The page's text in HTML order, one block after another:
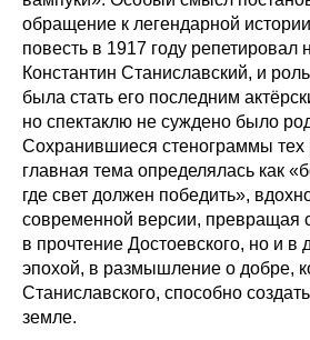
обращение к легендарной
повесть в 1917 году
Константин Станиславский, и
была стать его последним
но спектаклю не суждено было
Сохранившиеся стенограммы тех
главная тема определялась как
где свет должен победить»,
современной версии, превращая
в прочтение Достоевского, но и в
эпохой, в размышление о добре,
Станиславского, способно
земле.